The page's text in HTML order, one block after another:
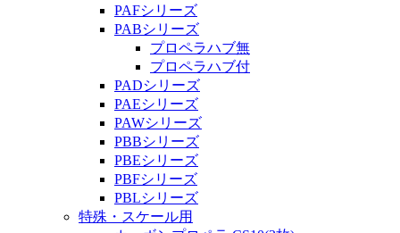
PAFシリーズ
PABシリーズ
プロペラハブ無
プロペラハブ付
PADシリーズ
PAEシリーズ
PAWシリーズ
PBBシリーズ
PBEシリーズ
PBFシリーズ
PBLシリーズ
特殊・スケール用